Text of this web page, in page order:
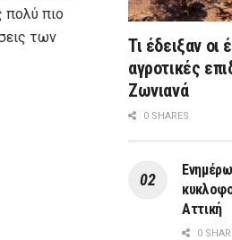
πολύ πιο
των
Τι έδειξαν οι
αγροτικές
Ζωνιανά
0 SHARES
Αττική
0